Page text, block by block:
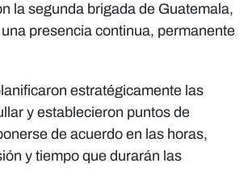
la segunda brigada de Guatemala,
presencia continua, permanente
estratégicamente las
y establecieron puntos de
de acuerdo en las horas,
y tiempo que durarán las